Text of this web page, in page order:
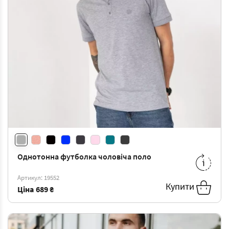
або спортивним стилем.
Склад тканини: 95% бавовна 5%
Однотонна футболка чоловіча поло
Артикул: 19552
Ціна 689 ₴ Купити
M